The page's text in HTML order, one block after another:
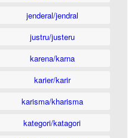
jenderal/jendral
justru/justeru
karena/karna
karier/karir
karisma/kharisma
kategori/katagori